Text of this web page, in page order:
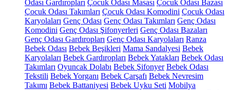
Odası Gardıropları Çocuk Odası Masası Çocuk Odası Bazası
Çocuk Odası Takımları Çocuk Odası Komodini Çocuk Odası
Karyolaları Genç Odası Genç Odası Takımları Genç Odası
Komodini Genç Odası Şifonyerleri Genç Odası Bazaları
Genç Odası Gardıropları Genç Odası Karyolaları Ranza
Bebek Odası Bebek Beşikleri Mama Sandalyesi Bebek
Karyolaları Bebek Gardıropları Bebek Yatakları Bebek Odası
Takımları Oyuncak Dolabı Bebek Şifonyer Bebek Odası
Tekstili Bebek Yorganı Bebek Çarşafı Bebek Nevresim
Takımı Bebek Battaniyesi Bebek Uyku Seti Mobilya